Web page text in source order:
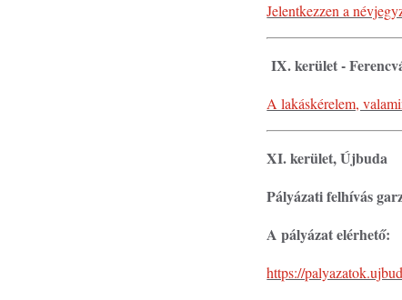
Jelentkezzen a
IX. kerület -
A lakáskérelem,
XI. kerület, Újbuda
Pályázati felhívás
A pályázat elérhető:
https://